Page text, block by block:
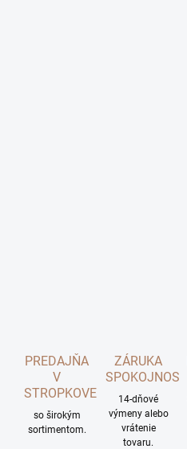
PREDAJŇA
V
STROPKOVE
so širokým
sortimentom.
ZÁRUKA
SPOKOJNOSTI
14-dňové
výmeny alebo
vrátenie
tovaru.